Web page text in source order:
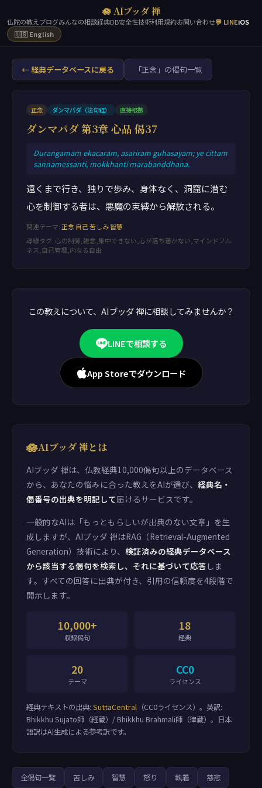
🪷 AIブッダ 禅
仏陀の教え ブログみんなの相談経典DB安全性技術利用規約お問い合わせ💬 LINEiOS
🇺🇸 English
← 経典データベースに戻る 「正念」の偈句一覧
正念 ダンマパダ（法句経） 直接根拠
ダンマパダ 第3章 心品 偈37
Durangamam ekacaram, asariram guhasayam; ye cittam
sannamessanti, mokkhanti marabanddhana.
遠くまで行き、独りで歩み、身体なく、洞窟に潜む
心を制御する者は、悪魔の束縛から解放される。
関連テーマ:正念 自己苦しみ智慧
導線タグ: 心の制御,雑念,集中できない,心が落ち着かない,マインドフル
ネス,自己管理,内なる自由
この教えについて、AIブッダ 禅に相談してみませんか？
LINEで相談する
App Storeでダウンロード
🪷AIブッダ 禅とは
AIブッダ 禅は、仏教経典10,000偈句以上のデータベース
から、あなたの悩みに合った教えをAIが選び、 経典名・
偈番号の出典を明記して届けるサービスです。
一般的なAIは「もっともらしいが出典のない文章」を生
成しますが、AIブッダ 禅はRAG（Retrieval-Augmented
Generation）技術により、 検証済みの経典データベース
から該当する偈句を検索し、それに基づいて応答 しま
す。すべての回答に出典が付き、引用の信頼度を4段階で
開示します。
10,000+
収録偈句
18
経典
20
テーマ
CC0
ライセンス
経典テキストの出典: SuttaCentral （CC0ライセンス）。英訳:
Bhikkhu Sujato師（経蔵）/ Bhikkhu Brahmali師（律蔵）。日本
語訳はAI生成による参考訳です。
全偈句一覧 苦しみ 智慧 怒り 執着 慈悲